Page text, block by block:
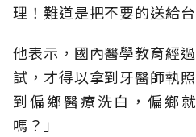
理！難道是把不要的送給台
他表示，國內醫學教育經
試，才得以拿到牙醫師執
到偏鄉醫療洗白，偏鄉
嗎？」